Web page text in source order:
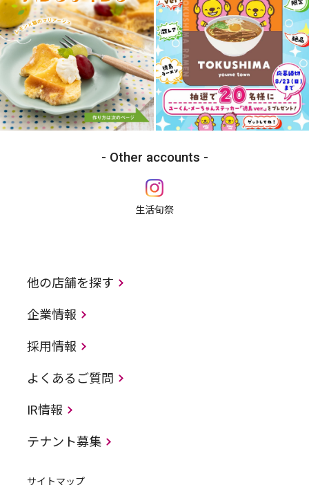
Other accounts
生活旬祭
他の店舗を探す
企業情報
採用情報
よくあるご質問
IR情報
テナント募集
サイトマップ